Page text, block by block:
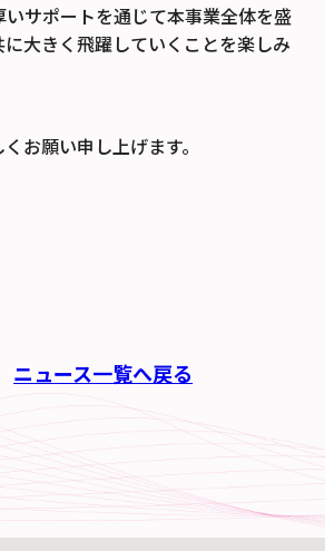
サポートを通じて本事業全体を盛
に大きく飛躍していくことを楽しみ
お願い申し上げます。
ニュース一覧へ戻る